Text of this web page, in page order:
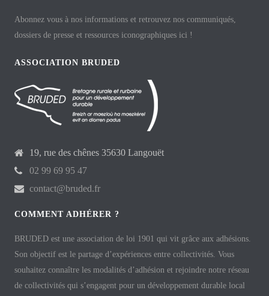
Abonnez vous à nos informations et retrouvez nos communiqués,
dossiers de presse et ressources iconographiques ici !
ASSOCIATION BRUDED
19, rue des chênes 35630 Langouët
02 99 69 95 47
contact@bruded.fr
COMMENT ADHÉRER ?
BRUDED est une association de loi 1901 qui vit grâce aux adhésions.
Son objectif est le partage d’expériences entre collectivités. Vous
souhaitez connaître les modalités d’adhésion et rejoindre notre réseau
de collectivités qui s’engagent pour un développement durable local